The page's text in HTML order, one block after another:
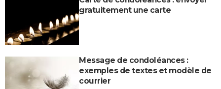
gratuitement une carte
Message de condoléances :
exemples de textes et modèle de
courrier